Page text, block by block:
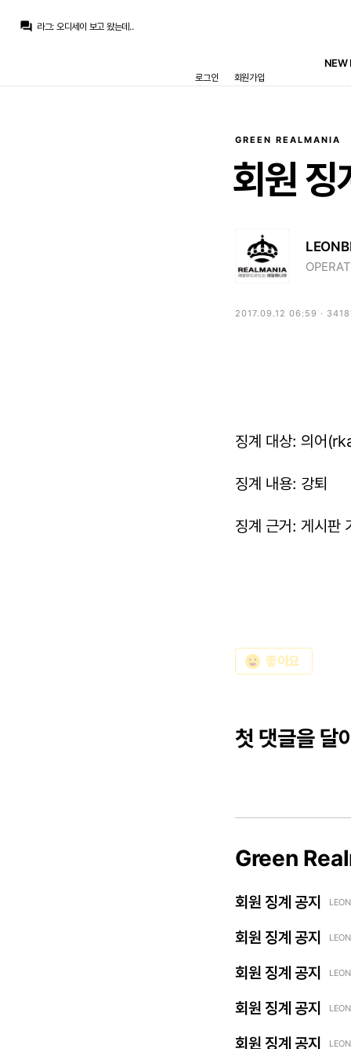
question_answer 라그: 오디세이 보고 왔는데..
맨시티 자식들 바르까 오퍼 비웃었닫니니
요비치랑 같이 언급될 그런 케이스는 아니라는거죠. 요비치는 축구만 못한게 아니라 멘탈, 사생활도 문제였어요
NEW
로그인 회원가입
GREEN REALMANIA
회원 징
2017.09.12 06:59 · 3418
징계 대상: 의어
징계 내용: 강퇴
징계 근거: 게시판
emoji_emotions 좋아요
첫 댓글을 달
Green
회원 징계 공지
회원 징계 공지
회원 징계 공지
회원 징계 공지
회원 징계 공지